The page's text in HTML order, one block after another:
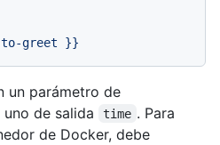
greet }}
un parámetro de
uno de salida time . Para
de Docker, debe